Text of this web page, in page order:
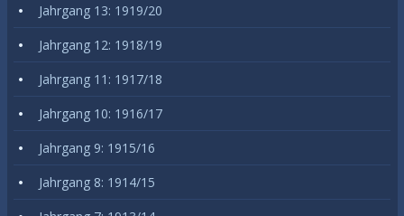
Jahrgang 13: 1919/20
Jahrgang 12: 1918/19
Jahrgang 11: 1917/18
Jahrgang 10: 1916/17
Jahrgang 9: 1915/16
Jahrgang 8: 1914/15